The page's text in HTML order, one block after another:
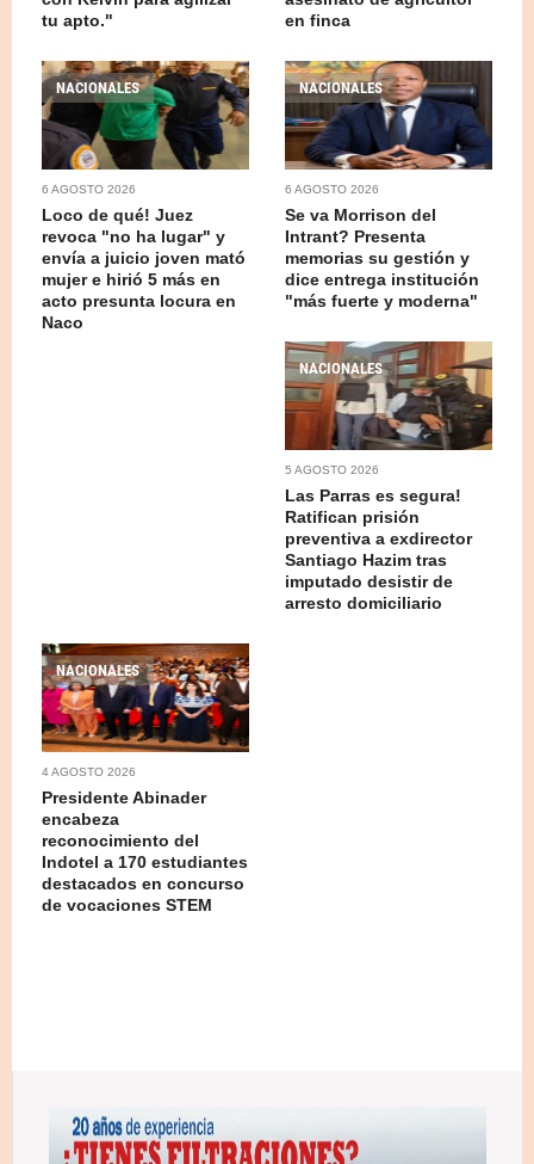
tu apto."
en finca
NACIONALES
6 AGOSTO 2026
Loco de qué! Juez
revoca "no ha lugar" y
envía a juicio joven mató
mujer e hirió 5 más en
acto presunta locura en
Naco
NACIONALES
6 AGOSTO 2026
Se va Morrison del
Intrant? Presenta
memorias su gestión y
dice entrega institución
"más fuerte y moderna"
NACIONALES
5 AGOSTO 2026
Las Parras es segura!
Ratifican prisión
preventiva a exdirector
Santiago Hazim tras
imputado desistir de
arresto domiciliario
NACIONALES
4 AGOSTO 2026
Presidente Abinader
encabeza
reconocimiento del
Indotel a 170 estudiantes
destacados en concurso
de vocaciones STEM